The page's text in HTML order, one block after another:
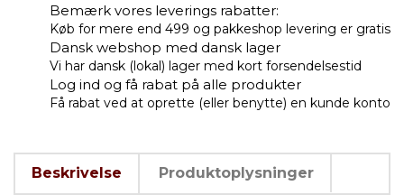
Bemærk vores leverings rabatter:
Køb for mere end 499 og pakkeshop levering er gratis
Dansk webshop med dansk lager
Vi har dansk (lokal) lager med kort forsendelsestid
Log ind og få rabat på alle produkter
Få rabat ved at oprette (eller benytte) en kunde konto
Beskrivelse Produktoplysninger